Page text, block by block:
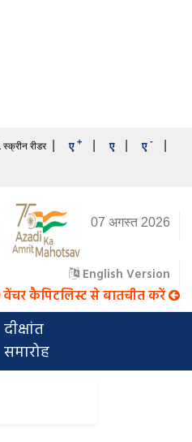
स्क्रीन रीडर ए + ए ए -
07 अगस्त 2026
English Version
वेंचर कैपिटलिस्ट से बातचीत करें
दीक्षांत
समारोह